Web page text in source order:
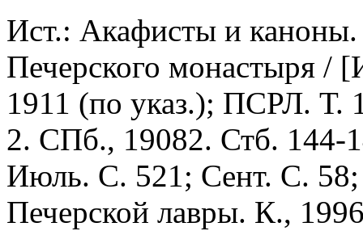
Ист.: Акафисты и
Печерского монастыря
1911 (по указ.); ПСРЛ. Т.
2. СПб., 19082. Стб.
Июль. С. 521; Сент. С. 58;
Печерской лавры. К.,